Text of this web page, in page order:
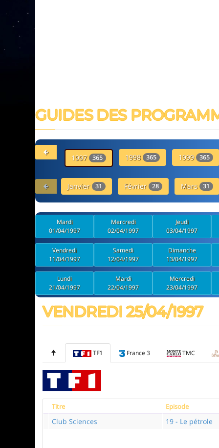
GUIDES DES
1997 365 1998 365 1999 365
Janvier 31 Février 28 Mars 31
Mardi
01/04/1997
Mercredi
02/04/1997
Jeudi
03/04/1997
Vendredi
11/04/1997
Samedi
12/04/1997
Dimanche
13/04/1997
Lundi
21/04/1997
Mardi
22/04/1997
Mercredi
23/04/1997
VENDREDI 25/04/1997
TF1 France 3 TMC
Titre Episode
Club Sciences 19 - Le pétrole